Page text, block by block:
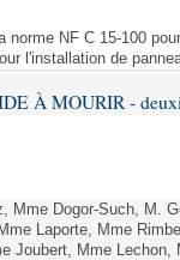
NF C 15-100
l'installation de
À MOURIR -
Mme Dogor-Such, M.
Laporte, Mme
Joubert, Mme